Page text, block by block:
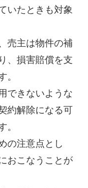
いたときも対象
売主は物件の補
、損害賠償を支
。
できないような
約解除になる可
。
の注意点とし
おこなうことが